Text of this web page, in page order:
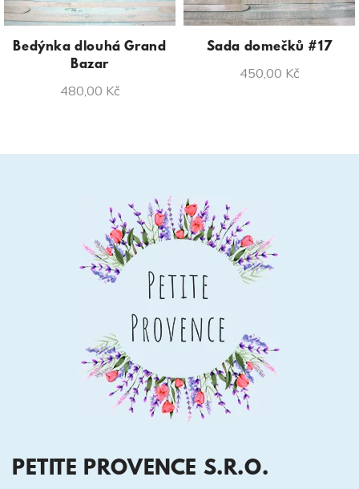
Bedýnka dlouhá Grand
Bazar
480,00 Kč
Sada domečků #17
450,00 Kč
PETITE PROVENCE S.R.O.